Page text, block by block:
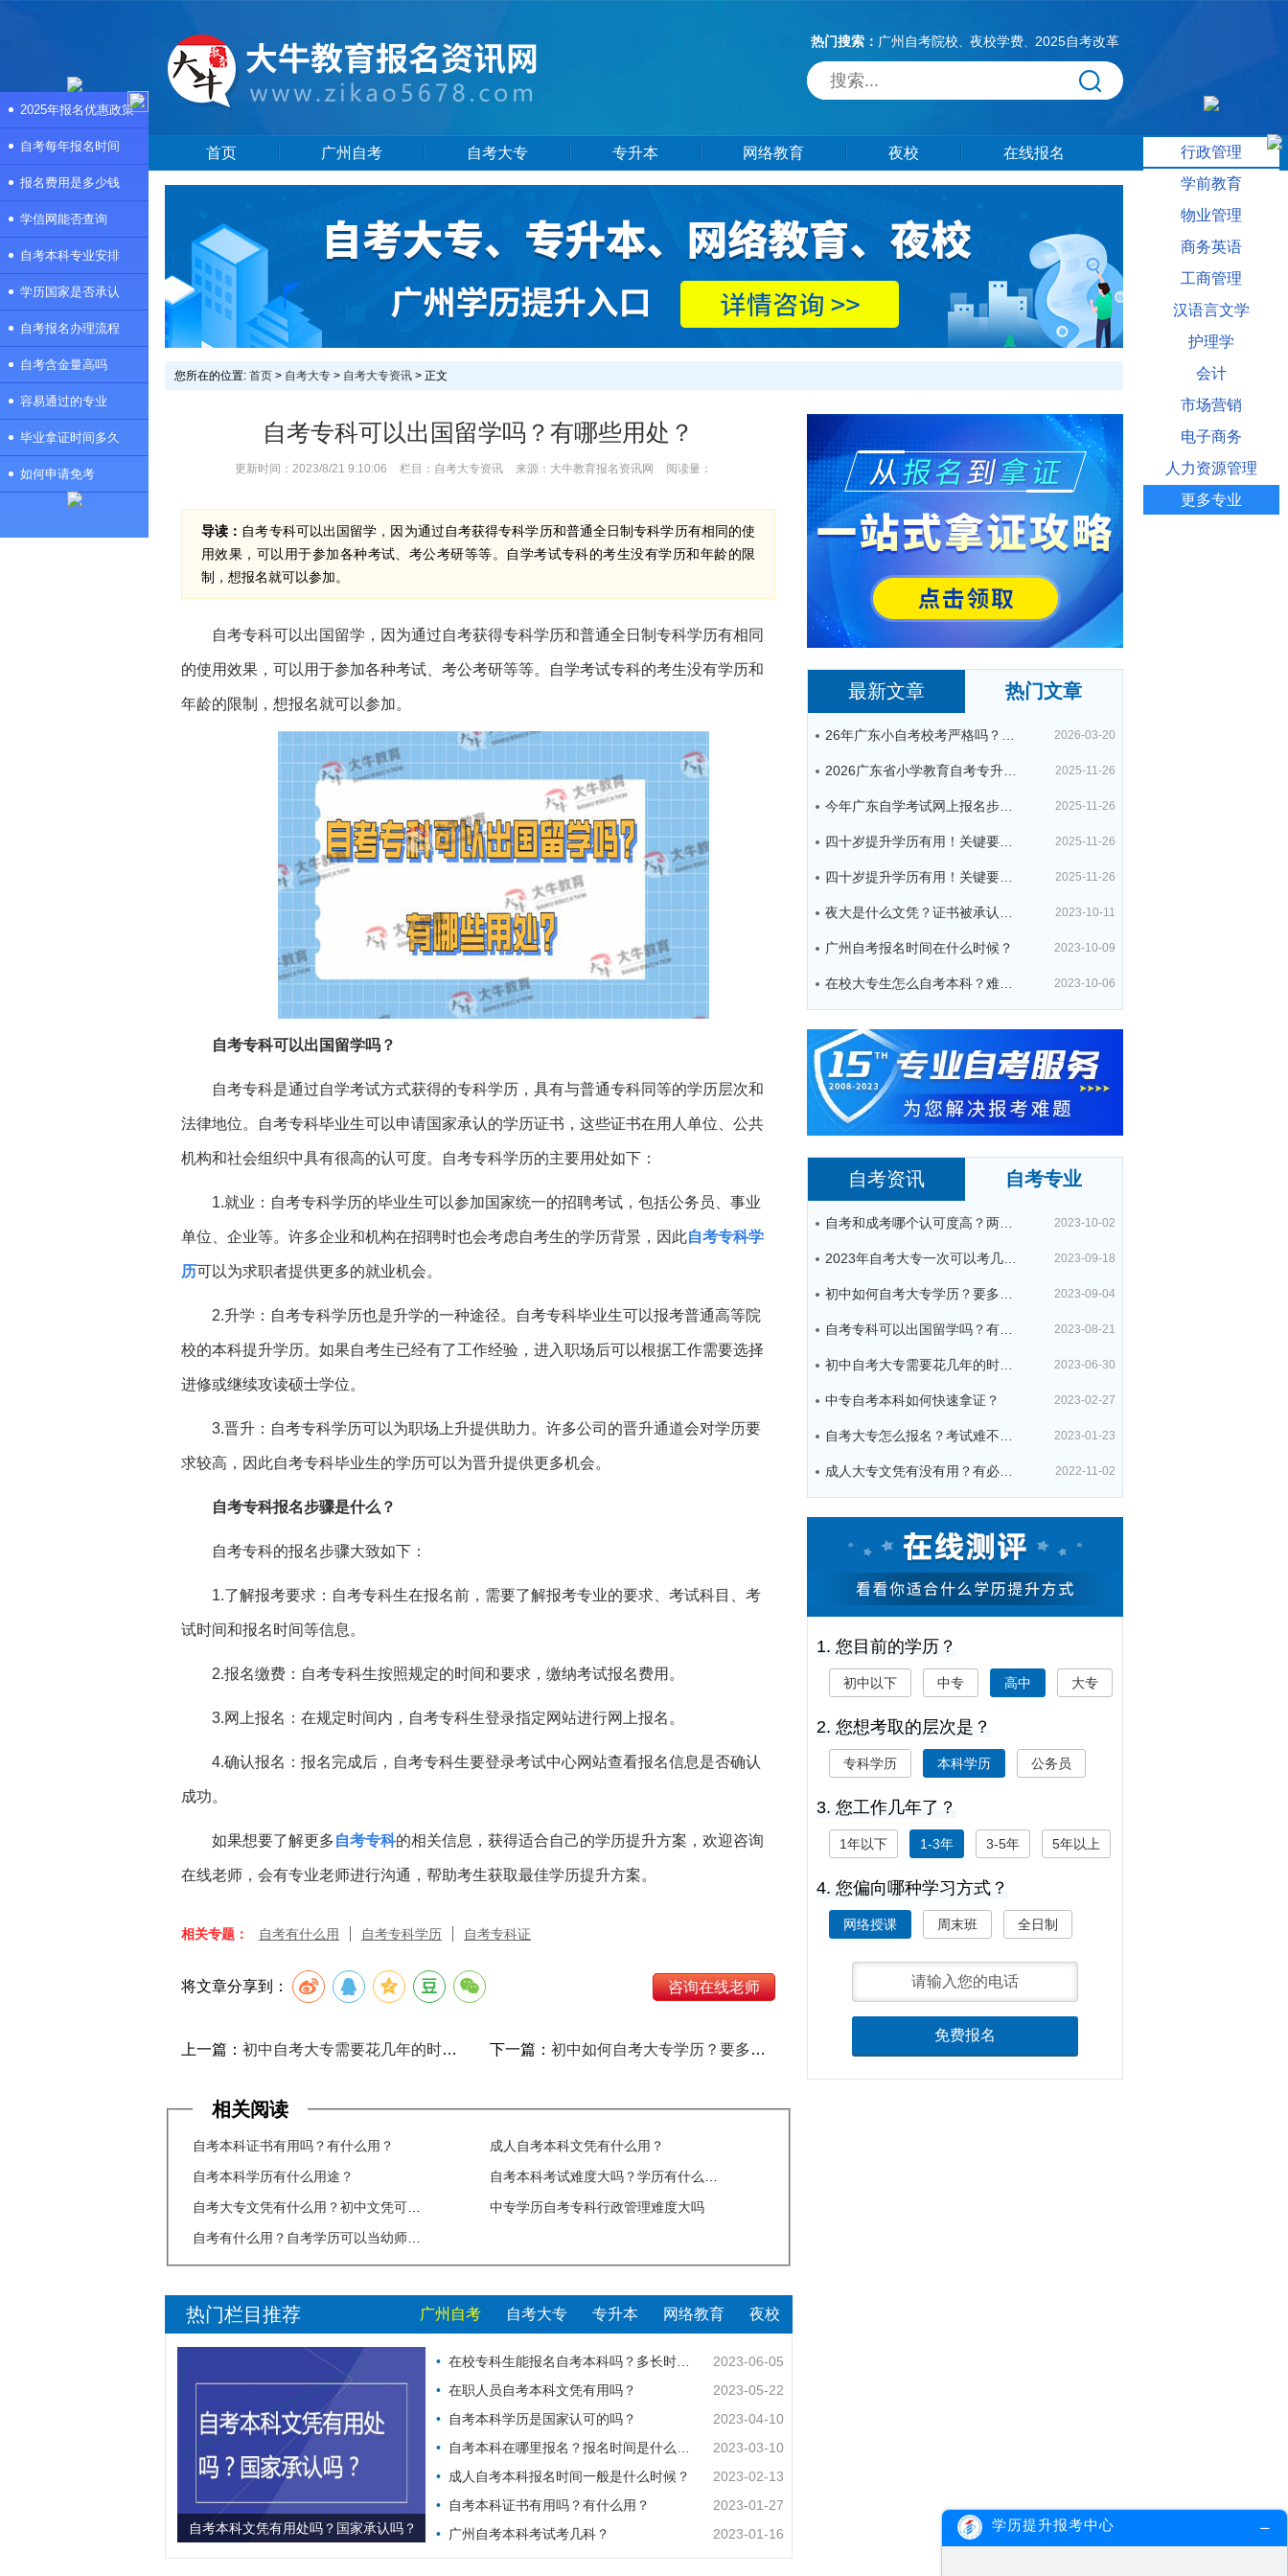
热门搜索： 广州自考院校、 夜校学费、 2025自考改革
首页 广州自考 自考大专 专升本 网络教育 夜校 在线报名
您所在的位置: 首页 > 自考大专 > 自考大专资讯 > 正文
自考专科可以出国留学吗？有哪些用处？
更新时间：2023/8/21 9:10:06 栏目： 自考大专资讯 来源： 大牛教育报名资讯网 阅读量：
导读： 自考专科可以出国留学，因为通过自考获得专科学历和普通全日制专科学历有相同的使
用效果，可以用于参加各种考试、考公考研等等。自学考试专科的考生没有学历和年龄的限
制，想报名就可以参加。
自考专科可以出国留学，因为通过自考获得专科学历和普通全日制专科学历有相同
的使用效果，可以用于参加各种考试、考公考研等等。自学考试专科的考生没有学历和
年龄的限制，想报名就可以参加。
自考专科可以出国留学吗？
自考专科是通过自学考试方式获得的专科学历，具有与普通专科同等的学历层次和
法律地位。自考专科毕业生可以申请国家承认的学历证书，这些证书在用人单位、公共
机构和社会组织中具有很高的认可度。自考专科学历的主要用处如下：
1.就业：自考专科学历的毕业生可以参加国家统一的招聘考试，包括公务员、事业
单位、企业等。许多企业和机构在招聘时也会考虑自考生的学历背景，因此自考专科学
历可以为求职者提供更多的就业机会。
2.升学：自考专科学历也是升学的一种途径。自考专科毕业生可以报考普通高等院
校的本科提升学历。如果自考生已经有了工作经验，进入职场后可以根据工作需要选择
进修或继续攻读硕士学位。
3.晋升：自考专科学历可以为职场上升提供助力。许多公司的晋升通道会对学历要
求较高，因此自考专科毕业生的学历可以为晋升提供更多机会。
自考专科报名步骤是什么？
自考专科的报名步骤大致如下：
1.了解报考要求：自考专科生在报名前，需要了解报考专业的要求、考试科目、考
试时间和报名时间等信息。
2.报名缴费：自考专科生按照规定的时间和要求，缴纳考试报名费用。
3.网上报名：在规定时间内，自考专科生登录指定网站进行网上报名。
4.确认报名：报名完成后，自考专科生要登录考试中心网站查看报名信息是否确认
成功。
如果想要了解更多自考专科的相关信息，获得适合自己的学历提升方案，欢迎咨询
在线老师，会有专业老师进行沟通，帮助考生获取最佳学历提升方案。
相关专题： 自考有什么用 自考专科学历 自考专科证
将文章分享到： 咨询在线老师
上一篇： 初中自考大专需要花几年的时间？ 下一篇：初中如何自考大专学历？要多少钱？
相关阅读
自考本科证书有用吗？有什么用？
成人自考本科文凭有什么用？
自考本科学历有什么用途？
自考本科考试难度大吗？学历有什么用处？
自考大专文凭有什么用？初中文凭可以考吗？
中专学历自考专科行政管理难度大吗
自考有什么用？自考学历可以当幼师吗？
热门栏目推荐 广州自考 自考大专 专升本 网络教育 夜校
自考本科文凭有用处吗？国家承认吗？
在校专科生能报名自考本科吗？多长时间考完？
2023-06-05
在职人员自考本科文凭有用吗？
2023-05-22
自考本科学历是国家认可的吗？
2023-04-10
自考本科在哪里报名？报名时间是什么时候？
2023-03-10
成人自考本科报名时间一般是什么时候？
2023-02-13
自考本科证书有用吗？有什么用？
2023-01-27
广州自考本科考试考几科？
2023-01-16
最新文章 热门文章
26年广东小自考校考严格吗？很简单吗？ 2026-03-20
2026广东省小学教育自考专升本考试科目（+指引） 2025-11-26
今年广东自学考试网上报名步骤（全） 2025-11-26
四十岁提升学历有用！关键要考哪种？这种最快最实用！ 2025-11-26
四十岁提升学历有用！关键要考哪种？这种最快最实用！ 2025-11-26
夜大是什么文凭？证书被承认吗？ 2023-10-11
广州自考报名时间在什么时候？ 2023-10-09
在校大专生怎么自考本科？难通过吗？ 2023-10-06
自考资讯 自考专业
自考和成考哪个认可度高？两者区别在哪？ 2023-10-02
2023年自考大专一次可以考几科？ 2023-09-18
初中如何自考大专学历？要多少钱？ 2023-09-04
自考专科可以出国留学吗？有哪些用处？ 2023-08-21
初中自考大专需要花几年的时间？ 2023-06-30
中专自考本科如何快速拿证？ 2023-02-27
自考大专怎么报名？考试难不难？ 2023-01-23
成人大专文凭有没有用？有必要考吗？ 2022-11-02
1. 您目前的学历？
初中以下 中专 高中 大专
2. 您想考取的层次是？
专科学历 本科学历 公务员
3. 您工作几年了？
1年以下 1-3年 3-5年 5年以上
4. 您偏向哪种学习方式？
网络授课 周末班 全日制
免费报名
2025年报名优惠政策
自考每年报名时间
报名费用是多少钱
学信网能否查询
自考本科专业安排
学历国家是否承认
自考报名办理流程
自考含金量高吗
容易通过的专业
毕业拿证时间多久
如何申请免考
行政管理
学前教育
物业管理
商务英语
工商管理
汉语言文学
护理学
会计
市场营销
电子商务
人力资源管理
更多专业
学历提升报考中心